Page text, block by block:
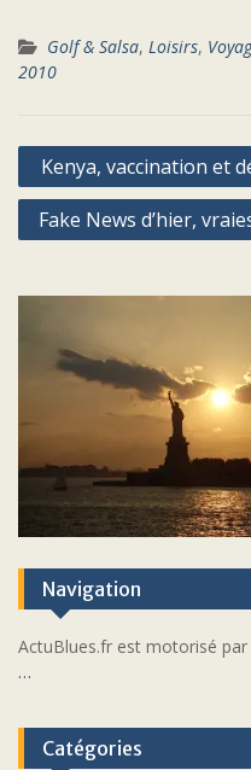
Golf & Salsa, Loisirs,
2010
Navigation
de
l’article
Kenya, vaccination et
Fake News d’hier,
Navigation
ActuBlues.fr est motorisé
…
Catégories